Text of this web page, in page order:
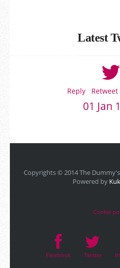
Latest
Reply Retweet
01 Jan
Copyrights © 2014 The
Powered by
Cookie
Facebook Twitter